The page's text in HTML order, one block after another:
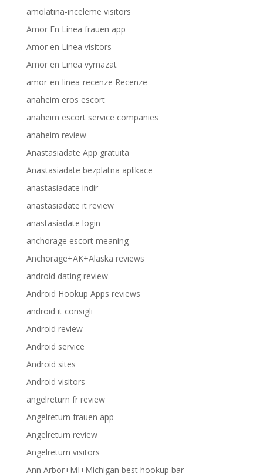
amolatina-inceleme visitors
Amor En Linea frauen app
Amor en Linea visitors
Amor en Linea vymazat
amor-en-linea-recenze Recenze
anaheim eros escort
anaheim escort service companies
anaheim review
Anastasiadate App gratuita
Anastasiadate bezplatna aplikace
anastasiadate indir
anastasiadate it review
anastasiadate login
anchorage escort meaning
Anchorage+AK+Alaska reviews
android dating review
Android Hookup Apps reviews
android it consigli
Android review
Android service
Android sites
Android visitors
angelreturn fr review
Angelreturn frauen app
Angelreturn review
Angelreturn visitors
Ann Arbor+MI+Michigan best hookup bar